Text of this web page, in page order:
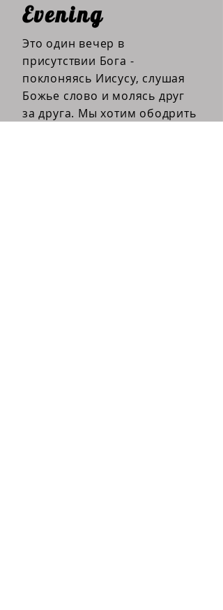
Evening
Это один вечер в
присутствии Бога -
поклоняясь Иисусу, слушая
Божье слово и молясь друг
за друга. Мы хотим ободрить